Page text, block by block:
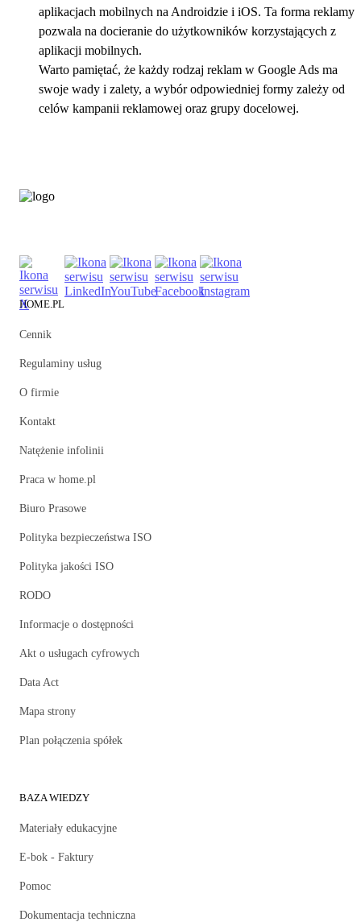
aplikacjach mobilnych na Androidzie i iOS. Ta forma reklamy
pozwala na docieranie do użytkowników korzystających z
aplikacji mobilnych.
Warto pamiętać, że każdy rodzaj reklam w Google Ads ma
swoje wady i zalety, a wybór odpowiedniej formy zależy od
celów kampanii reklamowej oraz grupy docelowej.
HOME.PL
Cennik
Regulaminy usług
O firmie
Kontakt
Natężenie infolinii
Praca w home.pl
Biuro Prasowe
Polityka bezpieczeństwa ISO
Polityka jakości ISO
RODO
Informacje o dostępności
Akt o usługach cyfrowych
Data Act
Mapa strony
Plan połączenia spółek
BAZA WIEDZY
Materiały edukacyjne
E-bok - Faktury
Pomoc
Dokumentacja techniczna